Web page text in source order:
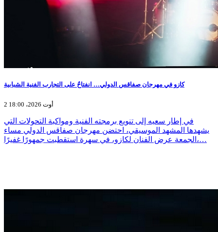
كازو في مهرجان صفاقس الدولي… انفتاحٌ على التجارب الفنية الشبابية
2 أوت 2026، 18:00
في إطار سعيه إلى تنويع برمجته الفنية ومواكبة التحولات التي
يشهدها المشهد الموسيقي، احتضن مهرجان صفاقس الدولي مساء
الجمعة عرض الفنان لكازو، في سهرة استقطبت جمهورًا غفيرًا،…